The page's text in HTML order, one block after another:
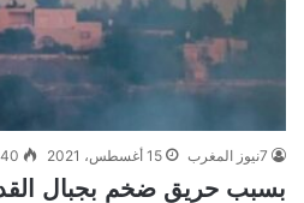
7نيوز المغرب 15 أغسطس، 2021
بسبب حريق ضخم بجبال